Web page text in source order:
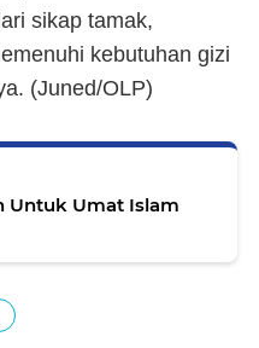
sikap tamak,
kebutuhan gizi
(Juned/OLP)
Untuk Umat Islam